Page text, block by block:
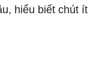
hiểu biết chút ít